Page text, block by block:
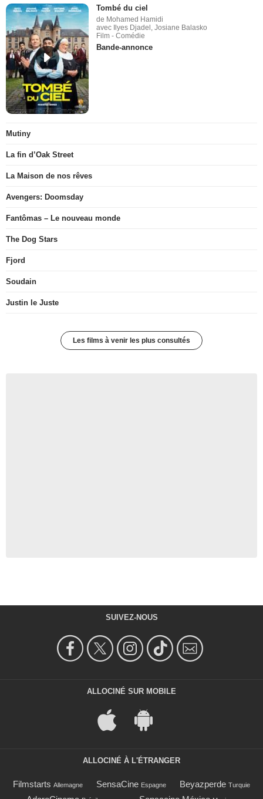
Tombé du ciel
de Mohamed Hamidi
avec Ilyes Djadel, Josiane Balasko
Film - Comédie
Bande-annonce
Mutiny
La fin d’Oak Street
La Maison de nos rêves
Avengers: Doomsday
Fantômas – Le nouveau monde
The Dog Stars
Fjord
Soudain
Justin le Juste
Les films à venir les plus consultés
SUIVEZ-NOUS
ALLOCINÉ SUR MOBILE
ALLOCINÉ À L'ÉTRANGER
Filmstarts Allemagne SensaCine Espagne Beyazperde Turquie